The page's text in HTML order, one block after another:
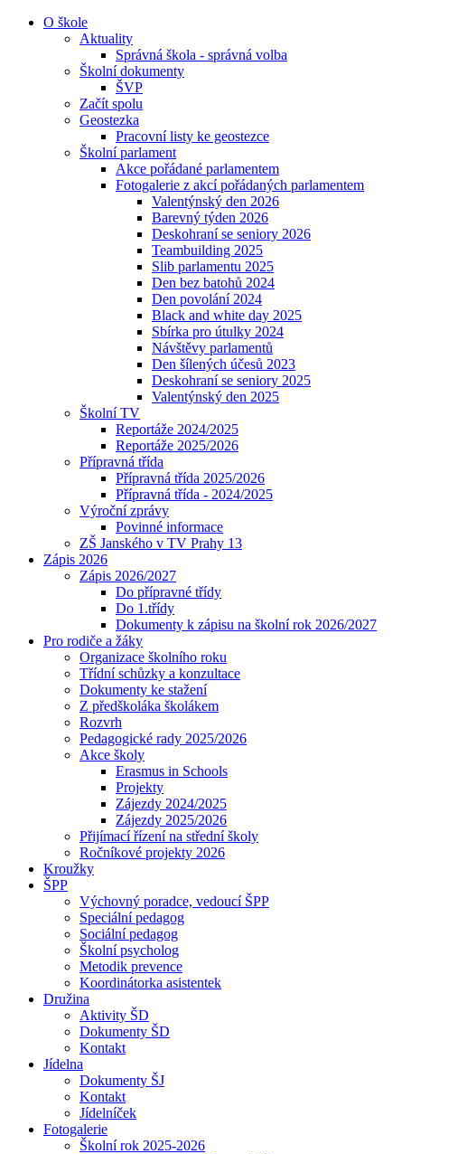
O škole
Aktuality
Správná škola - správná volba
Školní dokumenty
ŠVP
Začít spolu
Geostezka
Pracovní listy ke geostezce
Školní parlament
Akce pořádané parlamentem
Fotogalerie z akcí pořádaných parlamentem
Valentýnský den 2026
Barevný týden 2026
Deskohraní se seniory 2026
Teambuilding 2025
Slib parlamentu 2025
Den bez batohů 2024
Den povolání 2024
Black and white day 2025
Sbírka pro útulky 2024
Návštěvy parlamentů
Den šílených účesů 2023
Deskohraní se seniory 2025
Valentýnský den 2025
Školní TV
Reportáže 2024/2025
Reportáže 2025/2026
Přípravná třída
Přípravná třída 2025/2026
Přípravná třída - 2024/2025
Výroční zprávy
Povinné informace
ZŠ Janského v TV Prahy 13
Zápis 2026
Zápis 2026/2027
Do přípravné třídy
Do 1.třídy
Dokumenty k zápisu na školní rok 2026/2027
Pro rodiče a žáky
Organizace školního roku
Třídní schůzky a konzultace
Dokumenty ke stažení
Z předškoláka školákem
Rozvrh
Pedagogické rady 2025/2026
Akce školy
Erasmus in Schools
Projekty
Zájezdy 2024/2025
Zájezdy 2025/2026
Přijímací řízení na střední školy
Ročníkové projekty 2026
Kroužky
ŠPP
Výchovný poradce, vedoucí ŠPP
Speciální pedagog
Sociální pedagog
Školní psycholog
Metodik prevence
Koordinátorka asistentek
Družina
Aktivity ŠD
Dokumenty ŠD
Kontakt
Jídelna
Dokumenty ŠJ
Kontakt
Jídelníček
Fotogalerie
Školní rok 2025-2026